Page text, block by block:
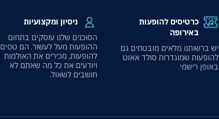
כרטיסים להופעות
באירופה
יש ברשותנו מלאים מובטחים גם
להופעות שמוגדרות סולד אאוט
באופן רישמי.
ניסיון ומקצועיות
הסוכנים שלנו עוסקים בתחום
ההופעות מעל לעשור. הם טסים
להופעות, מכירים את האולמות
ויודעים את כל מה שאתם לא
חושבים לשאול.